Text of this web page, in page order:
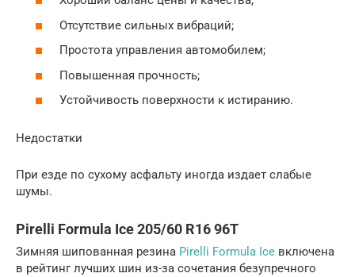
Отсутствие сильных вибраций;
Простота управления автомобилем;
Повышенная прочность;
Устойчивость поверхности к истиранию.
Недостатки
При езде по сухому асфальту иногда издает слабые
шумы.
Pirelli Formula Ice 205/60 R16 96T
Зимняя шипованная резина Pirelli Formula Ice включена
в рейтинг лучших шин из-за сочетания безупречного